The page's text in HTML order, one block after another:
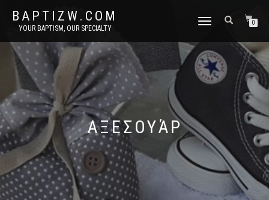
BAPTIZW.COM
YOUR BAPTISM, OUR SPECIALTY
TOGGLE
0
ΑΞΕΣΟΥΆΡ